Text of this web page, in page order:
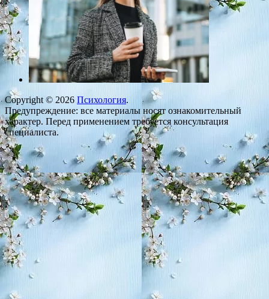
Copyright © 2026 Психология.
Предупреждение: все материалы носят ознакомительный
характер. Перед применением требуется консультация
специалиста.